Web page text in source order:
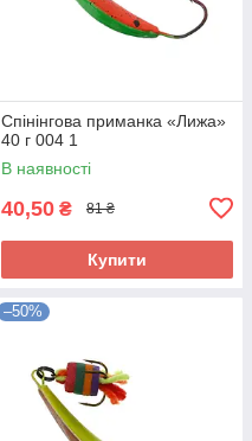
Спінінгова приманка «Лижа»
40 г 004 1
В наявності
40,50 ₴ 81 ₴
Купити
–50%